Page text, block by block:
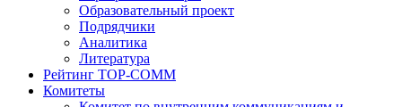
Образовательный проект
Подрядчики
Аналитика
Литература
Рейтинг TOP-COMM
Комитеты